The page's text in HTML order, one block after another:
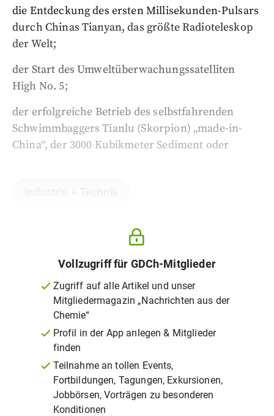
die Entdeckung des ersten Millisekunden-Pulsars
durch Chinas Tianyan, das größte Radioteleskop
der Welt;
der Start des Umweltüberwachungssatelliten
High No. 5;
der erfolgreiche Betrieb des selbstfahrenden
Schwimmbaggers Tianlu (Skorpion) „made-in-
China“, der 3000 Kubikmeter Sediment oder
Vollzugriff für GDCh-Mitglieder
Zugriff auf alle Artikel und unser
Mitgliedermagazin „Nachrichten aus der
Chemie“
Profil in der App anlegen & Mitglieder
finden
Teilnahme an tollen Events,
Fortbildungen, Tagungen, Exkursionen,
Jobbörsen, Vorträgen zu besonderen
Konditionen